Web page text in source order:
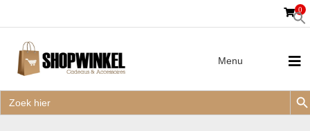
naar:
0
Zoek
naar:
Menu